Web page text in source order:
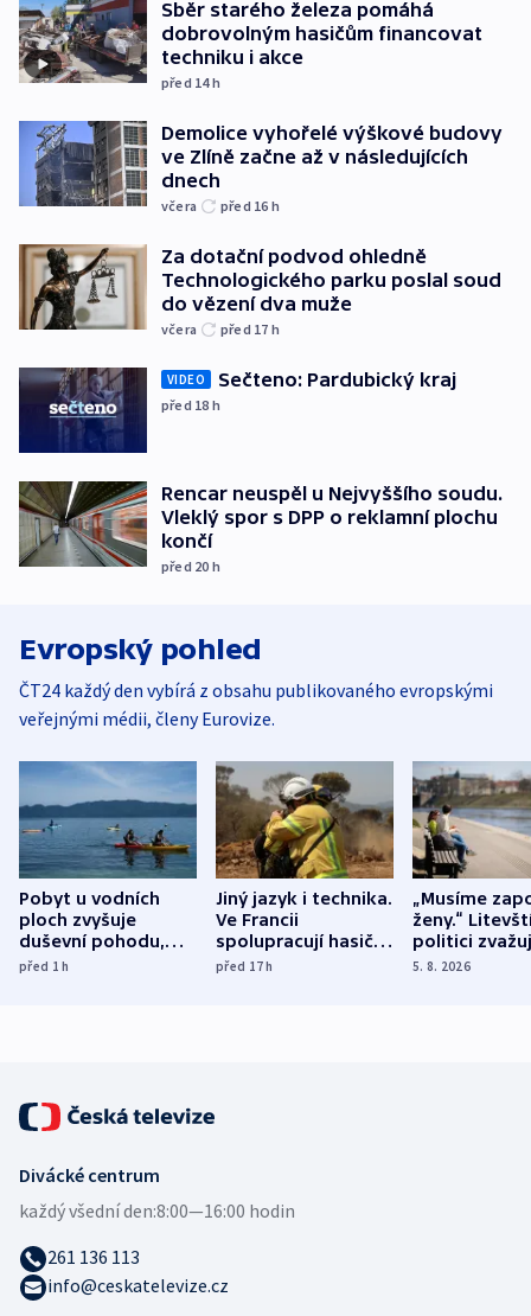
Sběr starého železa pomáhá
dobrovolným hasičům financovat
techniku i akce
před 14h
Demolice vyhořelé výškové budovy
ve Zlíně začne až v následujících
dnech
včera před 16 h
Za dotační podvod ohledně
Technologického parku poslal soud
do vězení dva muže
včera před 17 h
VIDEO Sečteno: Pardubický kraj
před 18 h
Rencar neuspěl u Nejvyššího soudu.
Vleklý spor s DPP o reklamní plochu
končí
před 20 h
Evropský pohled
ČT24 každý den vybírá z obsahu publikovaného evropskými
veřejnými médii, členy Eurovize.
Pobyt u vodních
ploch zvyšuje
duševní pohodu,
ukázala
před 1h
Jiný jazyk i technika.
Ve Francii
spolupracují hasiči z
různých zemí
před 17h
„Musíme
ženy.“
politici
dohodu o
5. 8. 2026
Divácké centrum
každý všední den:8:00—16:00 hodin
261 136 113
info@ceskatelevize.cz